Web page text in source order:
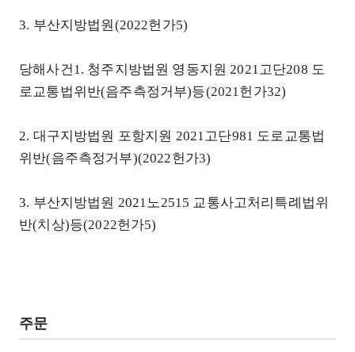
3. 부산지방법원(2022헌가5)
당해사건1. 청주지방법원 영동지원 2021고단208 도
로교통법위반(음주측정거부)등(2021헌가32)
2. 대구지방법원 포항지원 2021고단981 도로교통법
위반(음주측정거부)(2022헌가3)
3. 부산지방법원 2021노2515 교통사고처리특례법위
반(치상)등(2022헌가5)
주문